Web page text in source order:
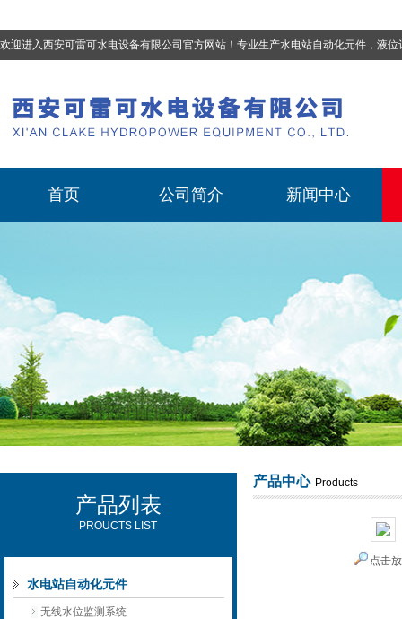
欢迎进入西安可雷可水电设备有限公司官方网站！专业生产水电站自动化元件，液位计、流量计、压力变送器、油混水控制器、温度传感器、电磁阀球阀蝶阀、测速装置、位移
西安可雷可水电设备有限公司
首页 公司简介 新闻中心
产品列表
PROUCTS LIST
水电站自动化元件
无线水位监测系统
产品中心 Products
点击